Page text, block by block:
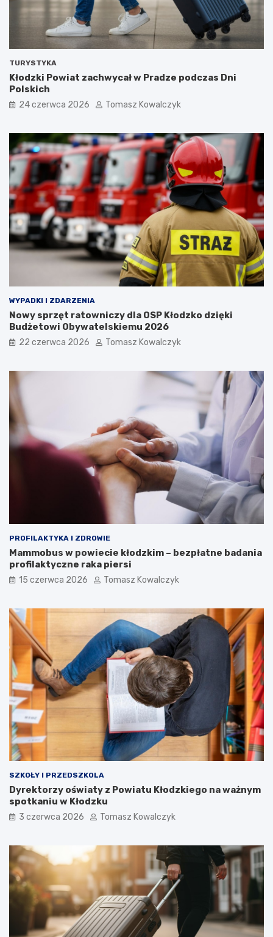
TURYSTYKA
Kłodzki Powiat zachwycał w Pradze podczas Dni
Polskich
24 czerwca 2026 Tomasz Kowalczyk
WYPADKI I ZDARZENIA
Nowy sprzęt ratowniczy dla OSP Kłodzko dzięki
Budżetowi Obywatelskiemu 2026
22 czerwca 2026 Tomasz Kowalczyk
PROFILAKTYKA I ZDROWIE
Mammobus w powiecie kłodzkim – bezpłatne badania
profilaktyczne raka piersi
15 czerwca 2026 Tomasz Kowalczyk
SZKOŁY I PRZEDSZKOLA
Dyrektorzy oświaty z Powiatu Kłodzkiego na ważnym
spotkaniu w Kłodzku
3 czerwca 2026 Tomasz Kowalczyk